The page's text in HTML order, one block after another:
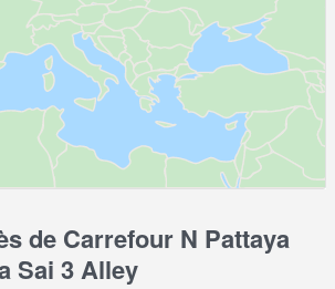
de Carrefour N Pattaya
Sai 3 Alley